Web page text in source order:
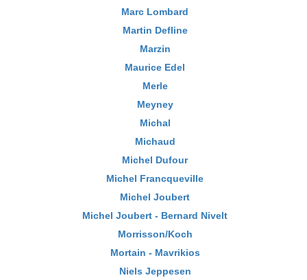
Marc Lombard
Martin Defline
Marzin
Maurice Edel
Merle
Meyney
Michal
Michaud
Michel Dufour
Michel Francqueville
Michel Joubert
Michel Joubert - Bernard Nivelt
Morrisson/Koch
Mortain - Mavrikios
Niels Jeppesen